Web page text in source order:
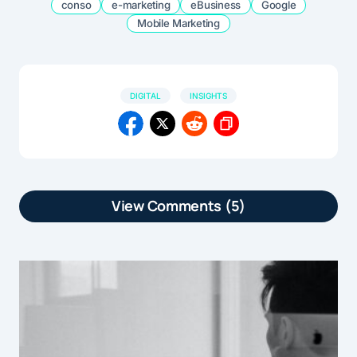
conso e-marketing eBusiness
Google
Mobile Marketing
DIGITAL INSIGHTS
View Comments (5)
comportements web est apparu en
premier sur […]
Baromètre consommateur 2015 : Google décrypte les